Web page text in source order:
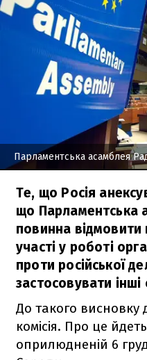
Парламентська асамблея
Те, що Росія
що Парламентська
повинна відмовити
участі у роботі
проти російської
застосовувати інші
До такого висновку
комісія. Про це
оприлюдненій 6